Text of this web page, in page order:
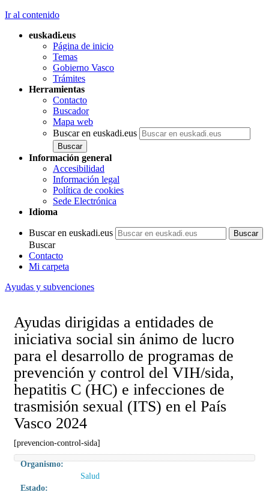
Ir al contenido
euskadi.eus
Página de inicio
Temas
Gobierno Vasco
Trámites
Herramientas
Contacto
Buscador
Mapa web
Buscar en euskadi.eus
Información general
Accesibilidad
Información legal
Política de cookies
Sede Electrónica
Idioma
Buscar en euskadi.eus
Buscar
Contacto
Mi carpeta
Ayudas y subvenciones
Ayudas dirigidas a entidades de
iniciativa social sin ánimo de lucro
para el desarrollo de programas de
prevención y control del VIH/sida,
hepatitis C (HC) e infecciones de
trasmisión sexual (ITS) en el País
Vasco 2024
[prevencion-control-sida]
Organismo:
Salud
Estado: